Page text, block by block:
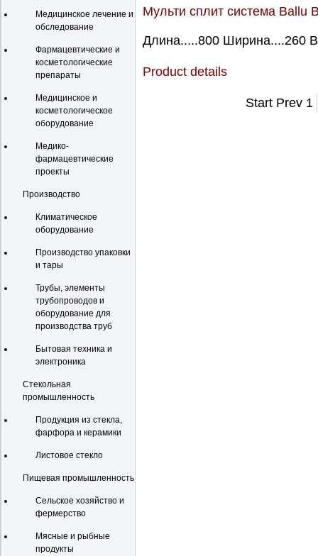
Медицинское лечение и
обследование
Фармацевтические и
косметологические
препараты
Медицинское и
косметологическое
оборудование
Медико-
фармацевтические
проекты
Производство
Климатическое
оборудование
Производство упаковки
и тары
Трубы, элементы
трубопроводов и
оборудование для
производства труб
Бытовая техника и
электроника
Стекольная
промышленность
Продукция из стекла,
фарфора и керамики
Листовое стекло
Пищевая промышленность
Сельское хозяйство и
фермерство
Мясные и рыбные
продукты
Мульти сплит система Ballu
Длина.....800 Ширина....260
Product details
Start Prev 1